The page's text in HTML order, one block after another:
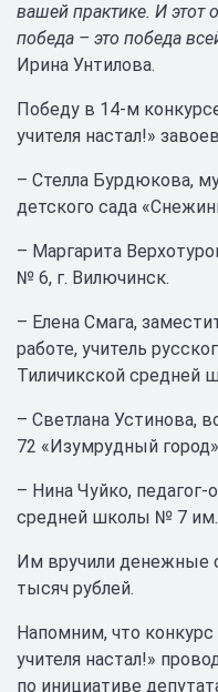
вашей практике. И
победа – это победа
Ирина Унтилова.
Победу в 14-м
учителя настал!»
– Стелла Бурдюкова,
детского сада
– Маргарита
№ 6, г. Вилючинск.
– Елена Смага,
работе, учитель
Тиличикской средней
– Светлана Устинова,
72 «Изумрудный
– Нина Чуйко, педагог-
средней школы № 7
Им вручили денежные
тысяч рублей.
Напомним, что конкурс
учителя настал!»
по инициативе